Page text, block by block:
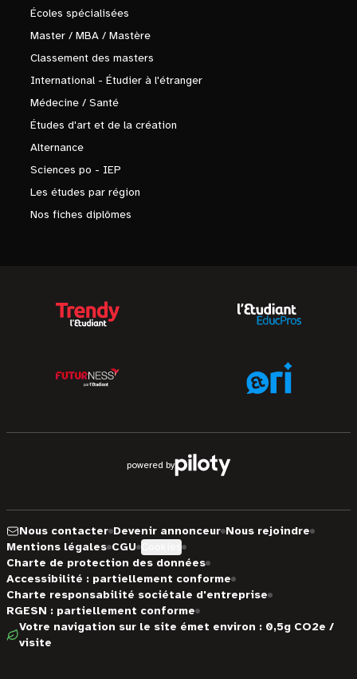
Écoles spécialisées
Master / MBA / Mastère
Classement des masters
International - Étudier à l'étranger
Médecine / Santé
Études d'art et de la création
Alternance
Sciences po - IEP
Les études par région
Nos fiches diplômes
powered by
Nous contacter Devenir annonceur Nous rejoindre
Mentions légales CGU
Charte de protection des données
Accessibilité : partiellement conforme
Charte responsabilité sociétale d'entreprise
RGESN : partiellement conforme
Votre navigation sur le site émet environ : 0,5g CO2e /
visite